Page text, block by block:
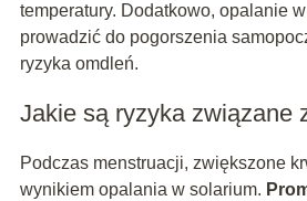
temperatury. Dodatkowo, opalanie
prowadzić do pogorszenia
ryzyka omdleń.
Jakie są ryzyka związane
Podczas menstruacji, zwiększone
wynikiem opalania w solarium.